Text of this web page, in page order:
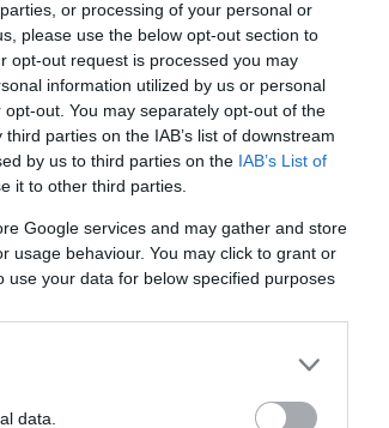
or processing of your personal or
please use the below opt-out section to
opt-out request is processed you may
information utilized by us or personal
out. You may separately opt-out of the
parties on the IAB’s list of downstream
by us to third parties on the IAB’s List of
it to other third parties.
Google services and may gather and store
usage behaviour. You may click to grant or
your data for below specified purposes
data.